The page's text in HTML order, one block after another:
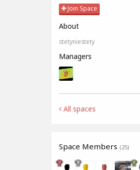
Join Space
About
stetyniestety
Managers
All spaces
Space Members (25)